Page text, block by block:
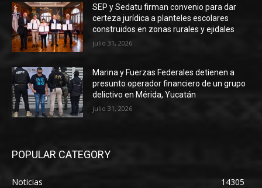
SEP y Sedatu firman convenio para dar
certeza jurídica a planteles escolares
construidos en zonas rurales y ejidales
julio 31, 2026
Marina y Fuerzas Federales detienen a
presunto operador financiero de un grupo
delictivo en Mérida, Yucatán
julio 31, 2026
POPULAR CATEGORY
Noticias
14305